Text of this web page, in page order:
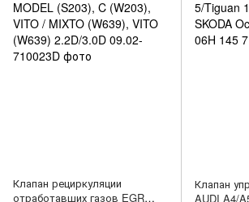
Клапан рециркуляции
отработавших газов EGR
Клапан
AUDI A4/